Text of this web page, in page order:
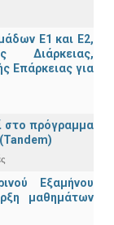
Ε1 και Ε2,
Διάρκειας,
Επάρκειας για
στο πρόγραμμα
Εξαμήνου
μαθημάτων